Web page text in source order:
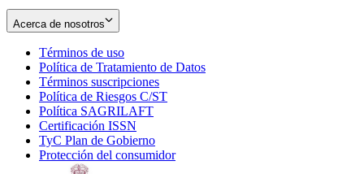
Acerca de nosotros
Términos de uso
in
new
window
Política de Tratamiento de Datos
Términos suscripciones
in
Política de Riesgos C/ST
Política SAGRILAFT
new
window
Certificación ISSN
in
new
TyC Plan de Gobierno
in
Protección del consumidorOpens